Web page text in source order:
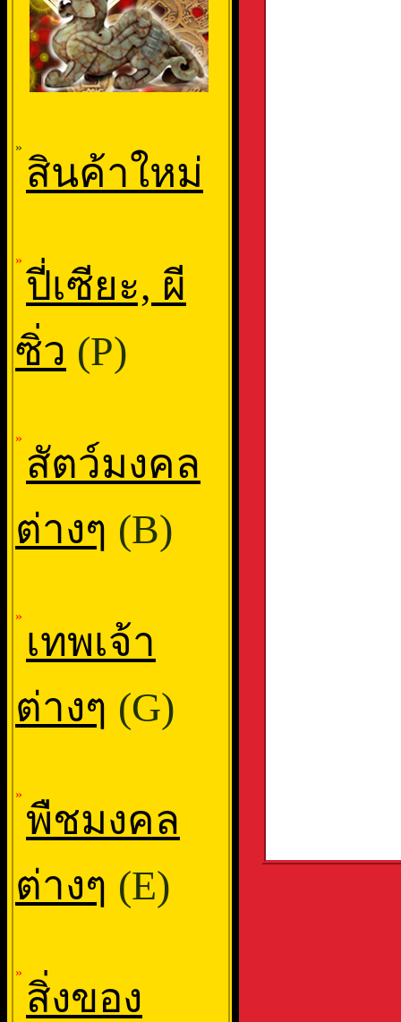
»
สินค้าใหม่
»
ปี่เซียะ, ผี
ซิ่ว (P)
»
สัตว์มงคล
ต่างๆ (B)
»
เทพเจ้า
ต่างๆ (G)
»
พืชมงคล
ต่างๆ (E)
»
สิ่งของ